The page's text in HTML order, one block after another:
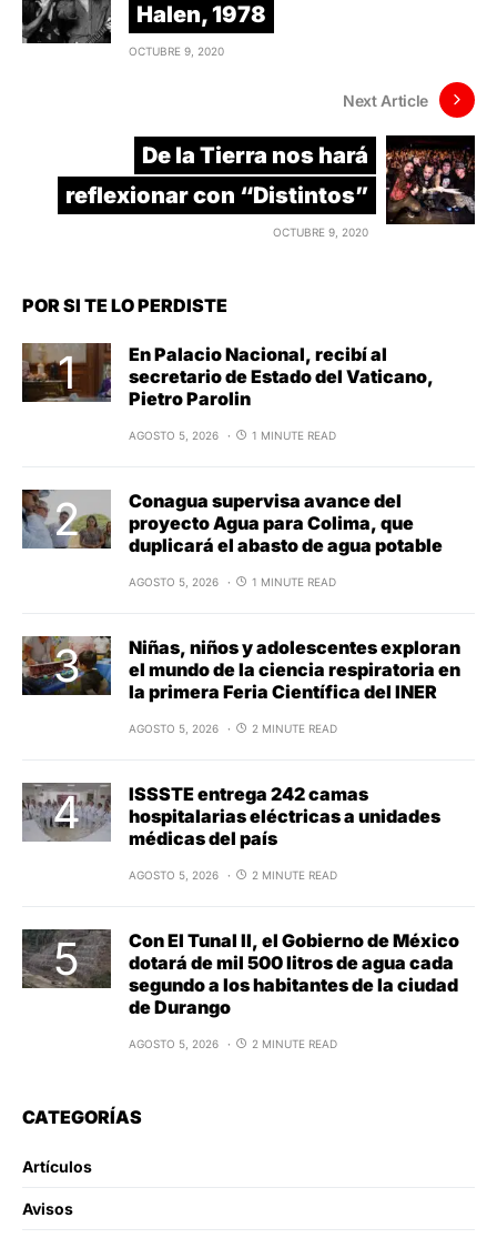
Halen, 1978
OCTUBRE 9, 2020
Next Article
De la Tierra nos hará
reflexionar con “Distintos”
OCTUBRE 9, 2020
POR SI TE LO PERDISTE
En Palacio Nacional, recibí al
secretario de Estado del Vaticano,
Pietro Parolin
AGOSTO 5, 2026 1 MINUTE READ
Conagua supervisa avance del
proyecto Agua para Colima, que
duplicará el abasto de agua potable
AGOSTO 5, 2026 1 MINUTE READ
Niñas, niños y adolescentes exploran
el mundo de la ciencia respiratoria en
la primera Feria Científica del INER
AGOSTO 5, 2026 2 MINUTE READ
ISSSTE entrega 242 camas
hospitalarias eléctricas a unidades
médicas del país
AGOSTO 5, 2026 2 MINUTE READ
Con El Tunal II, el Gobierno de México
dotará de mil 500 litros de agua cada
segundo a los habitantes de la ciudad
de Durango
AGOSTO 5, 2026 2 MINUTE READ
CATEGORÍAS
Artículos
Avisos